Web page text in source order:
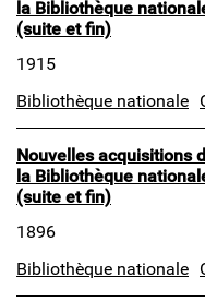
la Bibliothèque
(suite et fin)
1915
Bibliothèque nationale
Nouvelles acquisitions
la Bibliothèque
(suite et fin)
1896
Bibliothèque nationale